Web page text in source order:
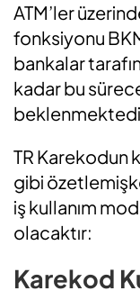
ATM’ler
fonksiyonu
bankalar
kadar bu
TR Karekodun
gibi
iş kullanım
olacaktır:
Karekod